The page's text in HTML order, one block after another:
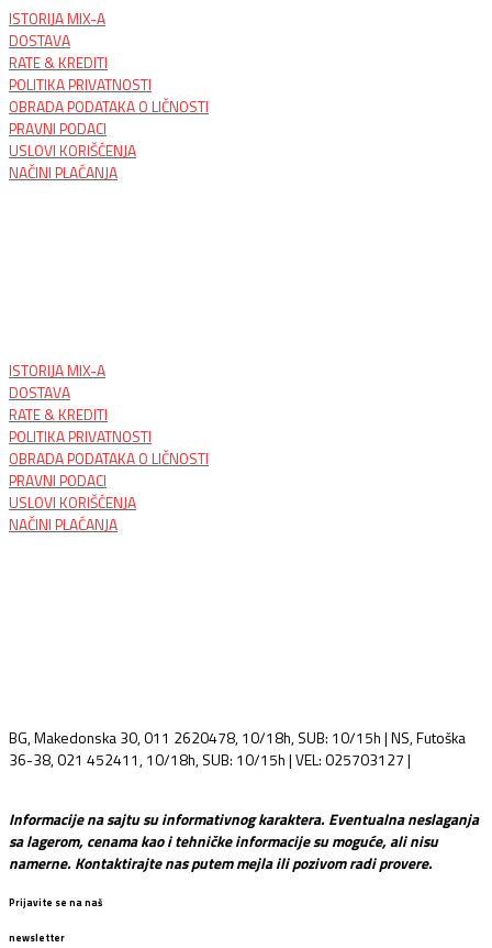
ISTORIJA MIX-A
DOSTAVA
RATE & KREDITI
POLITIKA PRIVATNOSTI
OBRADA PODATAKA O LIČNOSTI
PRAVNI PODACI
USLOVI KORIŠĆENJA
NAČINI PLAĆANJA
ISTORIJA MIX-A
DOSTAVA
RATE & KREDITI
POLITIKA PRIVATNOSTI
OBRADA PODATAKA O LIČNOSTI
PRAVNI PODACI
USLOVI KORIŠĆENJA
NAČINI PLAĆANJA
BG, Makedonska 30, 011 2620478, 10/18h, SUB: 10/15h | NS, Futoška
36-38, 021 452411, 10/18h, SUB: 10/15h | VEL: 025703127 |
Informacije na sajtu su informativnog karaktera. Eventualna neslaganja
sa lagerom, cenama kao i tehničke informacije su moguće, ali nisu
namerne. Kontaktirajte nas putem mejla ili pozivom radi provere.
Prijavite se na naš
newsletter